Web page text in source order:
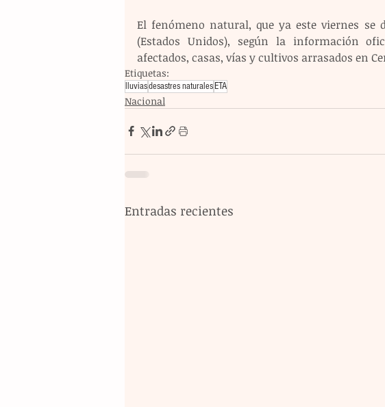
El fenómeno natural, que ya este viernes se
(Estados Unidos), según la información
afectados, casas, vías y cultivos arrasados en
Etiquetas:
lluviasdesastres naturales ETA
Nacional
Entradas recientes